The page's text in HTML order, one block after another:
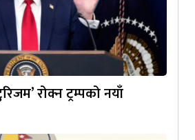
रोक्न ट्रम्पको नयाँ